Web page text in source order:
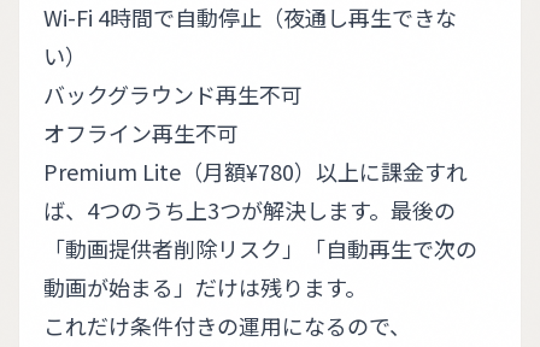
Wi-Fi 4時間で自動停止（夜通し再生できな
い）
バックグラウンド再生不可
オフライン再生不可
Premium Lite（月額¥780）以上に課金すれ
ば、4つのうち上3つが解決します。最後の
「動画提供者削除リスク」「自動再生で次の
動画が始まる」だけは残ります。
これだけ条件付きの運用になるので、